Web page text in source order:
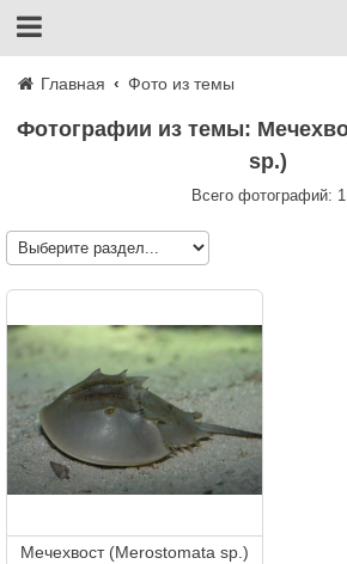
Главная Фото из темы
Фотографии из темы: Мечехвост (Merostomata
sp.)
Всего фотографий: 1
Мечехвост (Merostomata sp.)